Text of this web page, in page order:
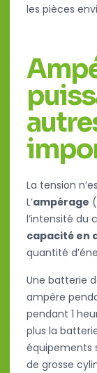
les pièces
La tension
L’ampérage
l’intensité du
capacité en
quantité
Une batterie
ampère
pendant 1
plus la
équipements
de grosse